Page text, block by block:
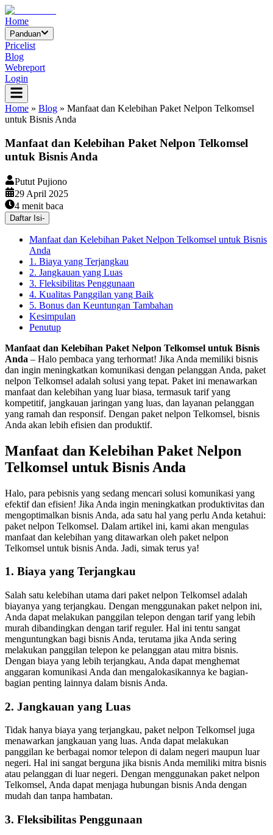
Home
Panduan
Pricelist
Blog
Webreport
Login
Home » Blog » Manfaat dan Kelebihan Paket Nelpon Telkomsel
untuk Bisnis Anda
Manfaat dan Kelebihan Paket Nelpon Telkomsel
untuk Bisnis Anda
Putut Pujiono
29 April 2025
4 menit baca
Daftar Isi-
Manfaat dan Kelebihan Paket Nelpon Telkomsel untuk Bisnis
Anda
1. Biaya yang Terjangkau
2. Jangkauan yang Luas
3. Fleksibilitas Penggunaan
4. Kualitas Panggilan yang Baik
5. Bonus dan Keuntungan Tambahan
Kesimpulan
Penutup
Manfaat dan Kelebihan Paket Nelpon Telkomsel untuk Bisnis
Anda – Halo pembaca yang terhormat! Jika Anda memiliki bisnis
dan ingin meningkatkan komunikasi dengan pelanggan Anda, paket
nelpon Telkomsel adalah solusi yang tepat. Paket ini menawarkan
manfaat dan kelebihan yang luar biasa, termasuk tarif yang
kompetitif, jangkauan jaringan yang luas, dan layanan pelanggan
yang ramah dan responsif. Dengan paket nelpon Telkomsel, bisnis
Anda akan lebih efisien dan produktif.
Manfaat dan Kelebihan Paket Nelpon
Telkomsel untuk Bisnis Anda
Halo, para pebisnis yang sedang mencari solusi komunikasi yang
efektif dan efisien! Jika Anda ingin meningkatkan produktivitas dan
mengoptimalkan bisnis Anda, ada satu hal yang perlu Anda ketahui:
paket nelpon Telkomsel. Dalam artikel ini, kami akan mengulas
manfaat dan kelebihan yang ditawarkan oleh paket nelpon
Telkomsel untuk bisnis Anda. Jadi, simak terus ya!
1. Biaya yang Terjangkau
Salah satu kelebihan utama dari paket nelpon Telkomsel adalah
biayanya yang terjangkau. Dengan menggunakan paket nelpon ini,
Anda dapat melakukan panggilan telepon dengan tarif yang lebih
murah dibandingkan dengan tarif reguler. Hal ini tentu sangat
menguntungkan bagi bisnis Anda, terutama jika Anda sering
melakukan panggilan telepon ke pelanggan atau mitra bisnis.
Dengan biaya yang lebih terjangkau, Anda dapat menghemat
anggaran komunikasi Anda dan mengalokasikannya ke bagian-
bagian penting lainnya dalam bisnis Anda.
2. Jangkauan yang Luas
Tidak hanya biaya yang terjangkau, paket nelpon Telkomsel juga
menawarkan jangkauan yang luas. Anda dapat melakukan
panggilan ke berbagai nomor telepon di dalam negeri maupun luar
negeri. Hal ini sangat berguna jika bisnis Anda memiliki mitra bisnis
atau pelanggan di luar negeri. Dengan menggunakan paket nelpon
Telkomsel, Anda dapat menjaga hubungan bisnis Anda dengan
mudah dan tanpa hambatan.
3. Fleksibilitas Penggunaan